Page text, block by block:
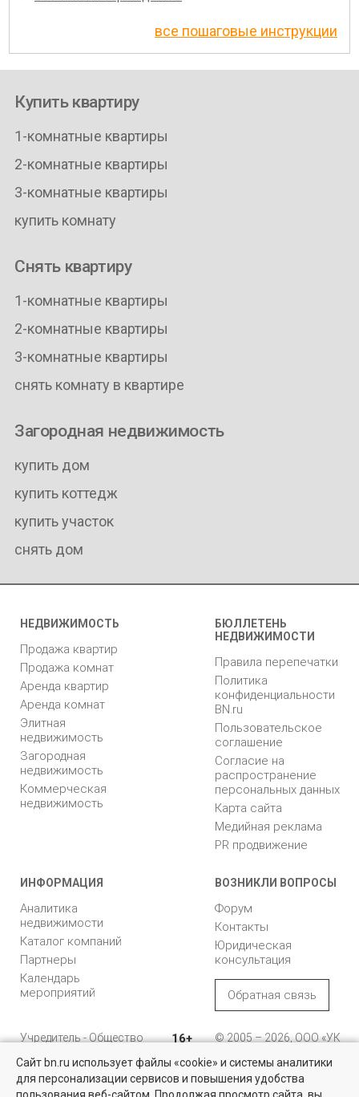
Найти квартиру - это просто!
все пошаговые инструкции
Купить квартиру
1-комнатные квартиры
2-комнатные квартиры
3-комнатные квартиры
купить комнату
Снять квартиру
1-комнатные квартиры
2-комнатные квартиры
3-комнатные квартиры
снять комнату в квартире
Загородная недвижимость
купить дом
купить коттедж
купить участок
снять дом
НЕДВИЖИМОСТЬ
Продажа квартир
Продажа комнат
Аренда квартир
Аренда комнат
Элитная
недвижимость
Загородная
недвижимость
Коммерческая
недвижимость
БЮЛЛЕТЕНЬ
НЕДВИЖИМОСТИ
Правила перепечатки
Политика
конфиденциальности
BN.ru
Пользовательское
соглашение
Согласие на
распространение
персональных данных
Карта сайта
Медийная реклама
PR продвижение
ИНФОРМАЦИЯ
Аналитика
недвижимости
Каталог компаний
Партнеры
Календарь
мероприятий
ВОЗНИКЛИ ВОПРОСЫ
Форум
Контакты
Юридическая
консультация
Обратная связь
Учредитель - Общество
ответственностью
"Управляющая
компания "Бюллетень
16+
© 2005 – 2026, ООО «УК
196105, Санкт-
Петербург, пр. Юрия
Сайт bn.ru использует файлы «cookie» и системы аналитики
для персонализации сервисов и повышения удобства